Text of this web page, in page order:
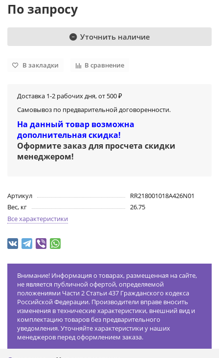
По запросу
Уточнить наличие
В закладки В сравнение
Доставка 1-2 рабочих дня, от 500 ₽
Самовывоз по предварительной договоренности.
На данный товар возможна
дополнительная скидка!
Оформите заказ для просчета скидки
менеджером!
Артикул
RR218001018A426N01
Вес, кг
26.75
Все характеристики
Внимание! Информация о товарах, размещенная на сайте,
не является публичной офертой, определяемой
положениями Части 2 Статьи 437 Гражданского кодекса
Российской Федерации. Производители вправе вносить
изменения в технические характеристики, внешний вид и
комплектацию товаров без предварительного
уведомления. Уточняйте характеристики у наших
менеджеров перед оформлением заказа.